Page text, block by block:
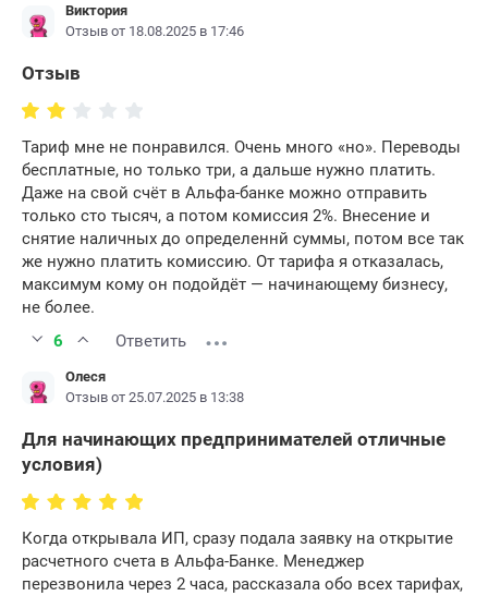
Виктория
Отзыв от 18.08.2025 в 17:46
Отзыв
Тариф мне не понравился. Очень много «но». Переводы
бесплатные, но только три, а дальше нужно платить.
Даже на свой счёт в Альфа-банке можно отправить
только сто тысяч, а потом комиссия 2%. Внесение и
снятие наличных до определеннй суммы, потом все так
же нужно платить комиссию. От тарифа я отказалась,
максимум кому он подойдёт — начинающему бизнесу,
не более.
6
Ответить
Олеся
Отзыв от 25.07.2025 в 13:38
Для начинающих предпринимателей отличные
условия)
Когда открывала ИП, сразу подала заявку на открытие
расчетного счета в Альфа-Банке. Менеджер
перезвонила через 2 часа, рассказала обо всех тарифах,